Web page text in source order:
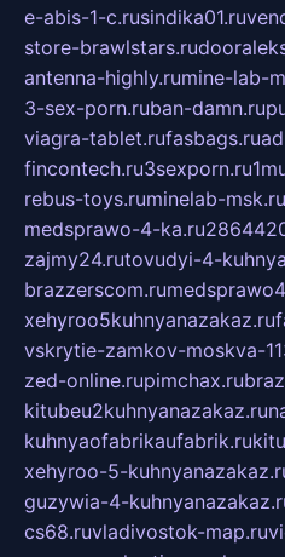
e-abis-1-c.rusindika01.ru
store-brawlstars.ru
antenna-highly.rumine-lab-
3-sex-porn.ruban-damn.ru
viagra-tablet.rufasbags.ru
fincontech.ru3sexporn.ru
rebus-toys.ruminelab-msk.ru
medsprawo-4-ka.ru
zajmy24.rutovudyi-4-
brazzerscom.ru
xehyroo5kuhnyanazakaz.ru
vskrytie-zamkov-moskva-
zed-online.rupimchax.ru
kitubeu2kuhnyanazakaz.ru
kuhnyaofabrikaufabrik.ru
xehyroo-5-
guzywia-4-
cs68.ruvladivostok-map.ru